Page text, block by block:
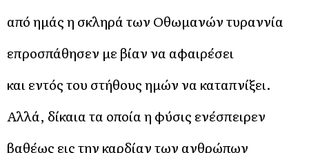
από ημάς η σκληρά των Οθωμανών τυραννία
επροσπάθησεν με βίαν να αφαιρέσει
και εντός του στήθους ημών να καταπνίξει.
Αλλά, δίκαια τα οποία η φύσις ενέσπειρεν
βαθέως εις την καρδίαν των ανθρώπων